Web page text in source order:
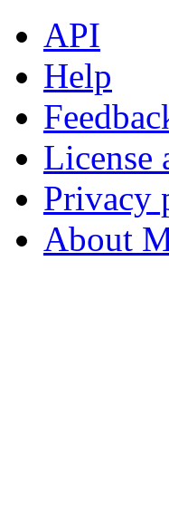
API
Help
License
Privacy
About